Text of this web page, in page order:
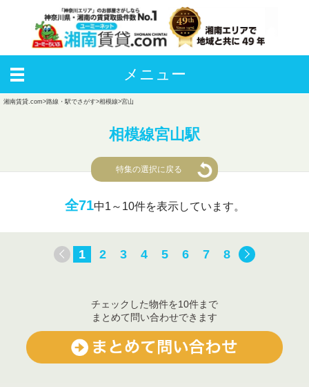
メニュー
湘南賃貸.com>路線・駅でさがす>相模線>宮山
相模線宮山駅
特集の選択に戻る
全71中1～10件を表示しています。
1 2 3 4 5 6 7 8
チェックした物件を10件まで
まとめて問い合わせできます